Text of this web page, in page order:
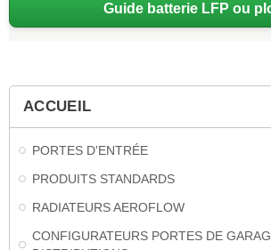
ACCUEIL
PORTES D'ENTRÉE
PRODUITS STANDARDS
RADIATEURS AEROFLOW
CONFIGURATEURS PORTES DE
Guide batterie LFP ou